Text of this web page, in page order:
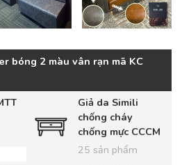
bóng 2 màu vân rạn mã KC
Giả da Simili
chống cháy
chống mực CCCM
25 sản phẩm